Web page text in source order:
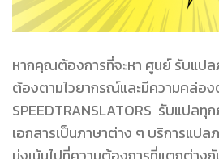
หากคุณต้องการที่จะหา ศูนย์ รับแป
ต้องตามไวยากรณ์และมีความคล่อง
SPEEDTRANSLATORS รับแปลทุ
เอกสารเป็นภาษาต่าง ๆ บริการแปล